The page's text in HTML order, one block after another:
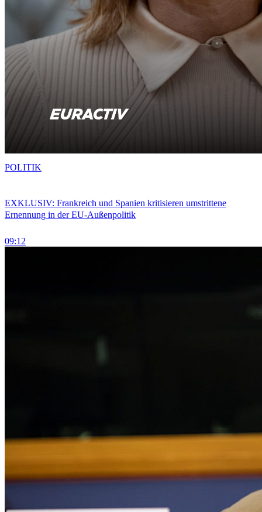
EXKLUSIV: Frankreich und Spanien kritisieren umstrittene
Ernennung in der EU-Außenpolitik
09:12
POLITIK